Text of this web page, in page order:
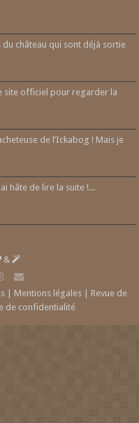
du château qui sont déjà sortie
site officiel pour regarder la
de l’Ickabog ! Mais je
hâte de lire la suite !...
&
| Mentions légales
Revue de
de confidentialité